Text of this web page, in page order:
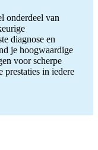
onderdeel van
diagnose en
je hoogwaardige
voor scherpe
prestaties in iedere